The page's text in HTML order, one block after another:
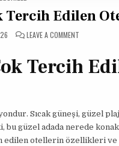
Tercih Edilen
LEAVE A COMMENT
COK
TERCIH
Tercih
Sıcak güneşi, güzel
güzel adada nerede
edilen otellerin özellikleri ve